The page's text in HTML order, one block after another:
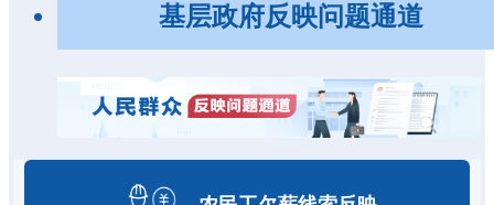
基层政府反映问题通道